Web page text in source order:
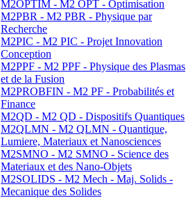
M2OPTIM - M2 OPT - Optimisation
M2PBR - M2 PBR - Physique par
Recherche
M2PIC - M2 PIC - Projet Innovation
Conception
M2PPF - M2 PPF - Physique des Plasmas
et de la Fusion
M2PROBFIN - M2 PF - Probabilités et
Finance
M2QD - M2 QD - Dispositifs Quantiques
M2QLMN - M2 QLMN - Quantique,
Lumiere, Materiaux et Nanosciences
M2SMNO - M2 SMNO - Science des
Materiaux et des Nano-Objets
M2SOLIDS - M2 Mech - Maj. Solids -
Mecanique des Solides